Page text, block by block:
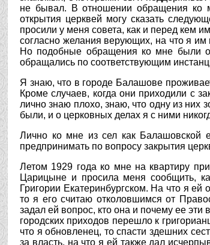
не бывал. В отношении обращения ко
открытия церквей могу сказать
просили у меня совета, как и перед кем
согласно желания верующих, на что я
Но подобные обращения ко мне были
обращались по соответствующим
Я знаю, что в городе Балашове
Кроме случаев, когда они приходили с
лично знаю плохо, знаю, что одну из них
были, и о церковных делах я с ними
Лично ко мне из сел как Балашовской
предпринимать по вопросу закрытия
Летом 1929 года ко мне на квартиру
Царицыне и просила меня сообщить,
Григории Екатеринбургском. На что я
то я его считаю отколовшимся от
задал ей вопрос, кто она и почему ее
городских приходов перешло к
что я обновленец, то спасти здешних
за власть, на что я ей также дал